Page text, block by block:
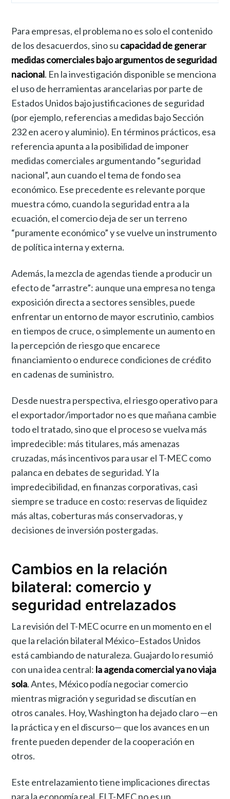
Para empresas, el problema no es solo el contenido
de los desacuerdos, sino su capacidad de generar
medidas comerciales bajo argumentos de seguridad
nacional. En la investigación disponible se menciona
el uso de herramientas arancelarias por parte de
Estados Unidos bajo justificaciones de seguridad
(por ejemplo, referencias a medidas bajo Sección
232 en acero y aluminio). En términos prácticos, esa
referencia apunta a la posibilidad de imponer
medidas comerciales argumentando “seguridad
nacional”, aun cuando el tema de fondo sea
económico. Ese precedente es relevante porque
muestra cómo, cuando la seguridad entra a la
ecuación, el comercio deja de ser un terreno
“puramente económico” y se vuelve un instrumento
de política interna y externa.
Además, la mezcla de agendas tiende a producir un
efecto de “arrastre”: aunque una empresa no tenga
exposición directa a sectores sensibles, puede
enfrentar un entorno de mayor escrutinio, cambios
en tiempos de cruce, o simplemente un aumento en
la percepción de riesgo que encarece
financiamiento o endurece condiciones de crédito
en cadenas de suministro.
Desde nuestra perspectiva, el riesgo operativo para
el exportador/importador no es que mañana cambie
todo el tratado, sino que el proceso se vuelva más
impredecible: más titulares, más amenazas
cruzadas, más incentivos para usar el T-MEC como
palanca en debates de seguridad. Y la
impredecibilidad, en finanzas corporativas, casi
siempre se traduce en costo: reservas de liquidez
más altas, coberturas más conservadoras, y
decisiones de inversión postergadas.
Cambios en la relación
bilateral: comercio y
seguridad entrelazados
La revisión del T-MEC ocurre en un momento en el
que la relación bilateral México–Estados Unidos
está cambiando de naturaleza. Guajardo lo resumió
con una idea central: la agenda comercial ya no viaja
sola. Antes, México podía negociar comercio
mientras migración y seguridad se discutían en
otros canales. Hoy, Washington ha dejado claro —en
la práctica y en el discurso— que los avances en un
frente pueden depender de la cooperación en
otros.
Este entrelazamiento tiene implicaciones directas
para la economía real. El T-MEC no es un